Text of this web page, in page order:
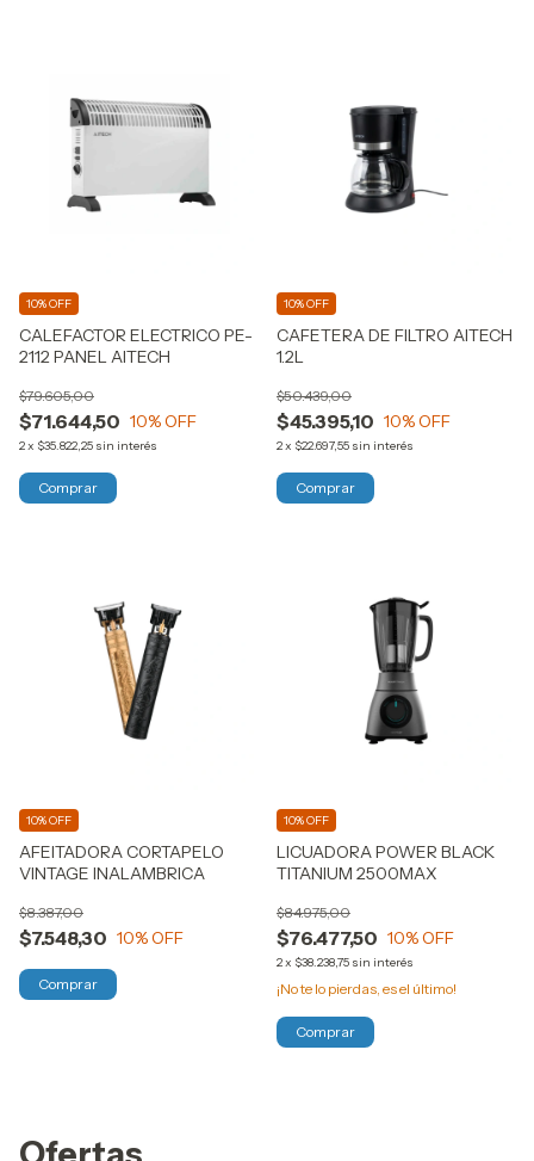
CALEFACTOR ELECTRICO PE-
2112 PANEL AITECH
$71.644,50
$79.605,00
10% OFF
2x $35.822,25 sin interés
10% OFF
CAFETERA DE FILTRO AITECH
1.2L
$45.395,10
$50.439,00
10% OFF
2x $22.697,55 sin interés
10% OFF
AFEITADORA CORTAPELO
VINTAGE INALAMBRICA
$7.548,30
$8.387,00
10% OFF
10% OFF
Comprar
LICUADORA POWER BLACK
TITANIUM 2500MAX
$76.477,50
$84.975,00
10% OFF
2x $38.238,75 sin interés
10% OFF
¡No te lo pierdas, es el último!